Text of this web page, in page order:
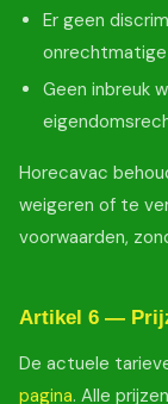
Er geen
Geen inbreuk
Horecavac
weigeren of te
voorwaarden,
Artikel 6 —
De actuele
pagina. Alle